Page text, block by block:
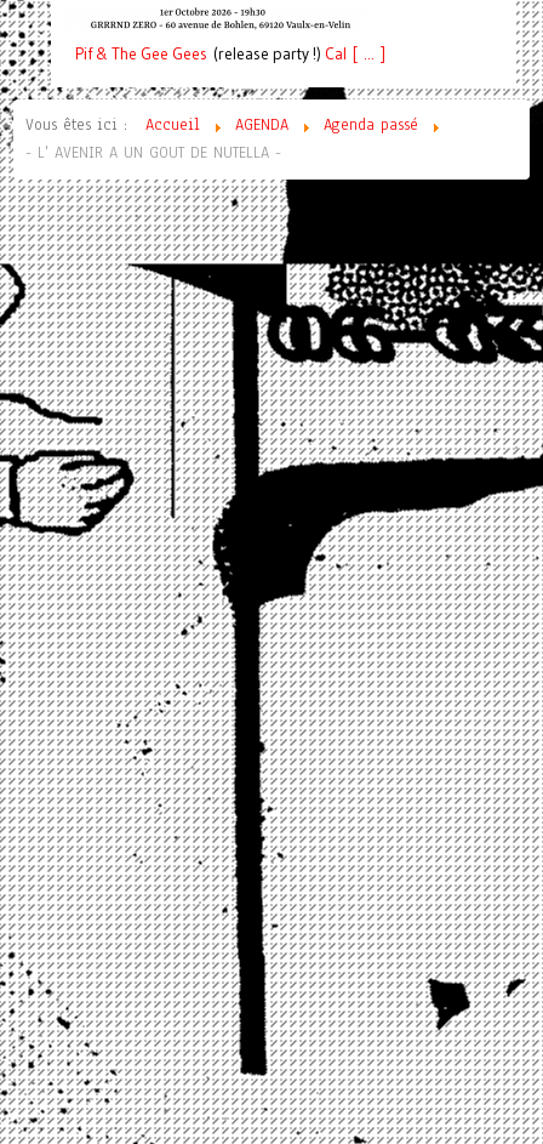
Pif& The Gee Gees (release party !) Cal [ ... ]
Vous êtes ici : Accueil AGENDA
Agenda passé
- L' AVENIR A UN GOUT DE NUTELLA -